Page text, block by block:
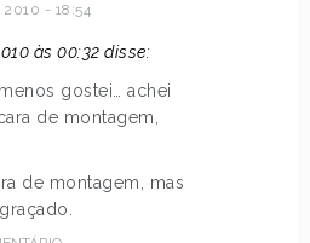
2010 - 18:54
às 00:32 disse:
gostei… achei
de montagem,
de montagem, mas